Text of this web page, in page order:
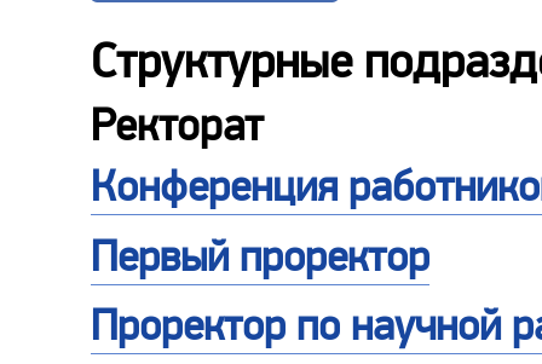
Структурные
Ректорат
Конференция
Первый проректор
Проректор по научной